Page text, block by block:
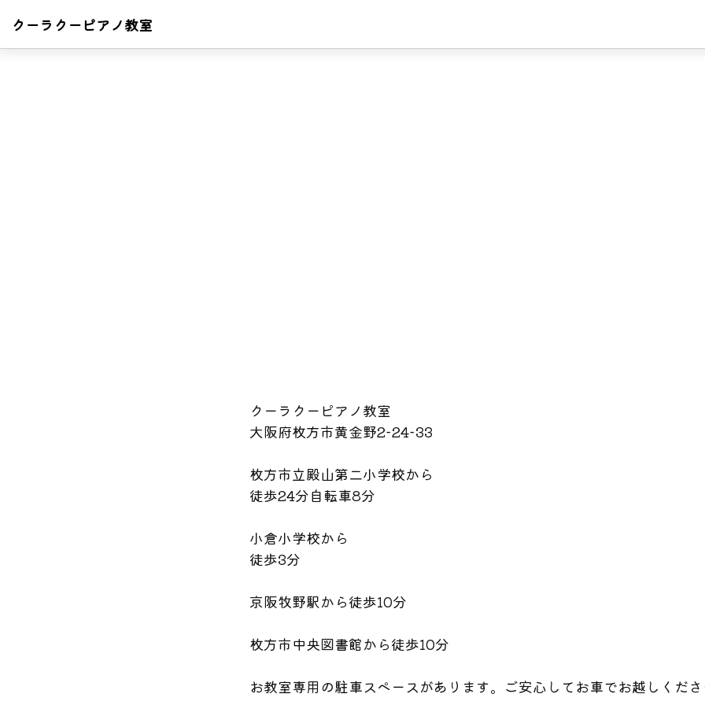
クーラクーピアノ教室
クーラクーピアノ教室
大阪府枚方市黄金野2−24−33
枚方市立殿山第二小学校から
徒歩24分自転車8分
小倉小学校から
徒歩3分
京阪牧野駅から徒歩10分
枚方市中央図書館から徒歩10分
お教室専用の駐車スペースがあります。ご安心してお車でお越しくだ